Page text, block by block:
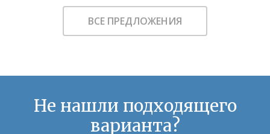
В ИЗБРАННОЕ
ВСЕ ПРЕДЛОЖЕНИЯ
Не нашли подходящего
варианта?